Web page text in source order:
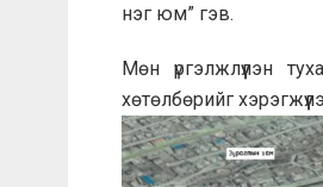
нэг юм” гэв.
Мөн үргэлжлүүлэн
хөтөлбөрийг